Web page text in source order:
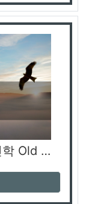
TUMANA Master: 구약신학 Old Testament Theology (이용곤 교수)